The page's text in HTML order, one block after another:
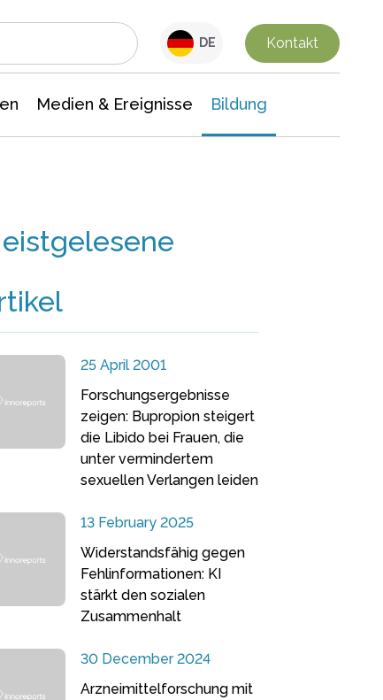
DE Kontakt
Medien & Ereignisse Bildung
25 April 2001
Forschungsergebnisse
zeigen: Bupropion steigert
die Libido bei Frauen, die
unter vermindertem
sexuellen Verlangen leiden
13 February 2025
Widerstandsfähig gegen
Fehlinformationen: KI
stärkt den sozialen
Zusammenhalt
30 December 2024
Arzneimittelforschung mit